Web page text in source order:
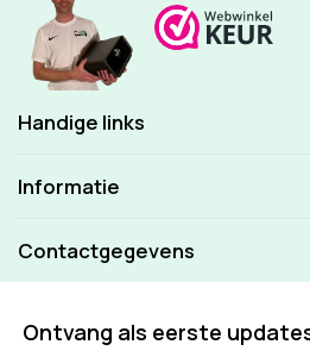
Handige links
Informatie
Contactgegevens
Ontvang als eerste